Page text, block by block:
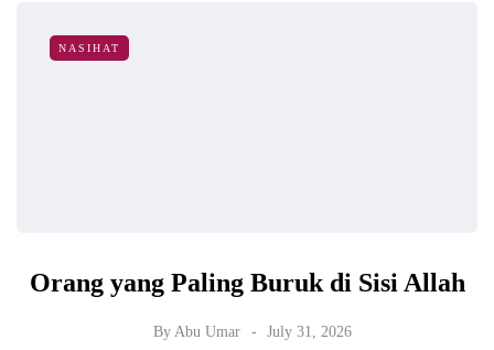
NASIHAT
Orang yang Paling Buruk di Sisi Allah
By Abu Umar July 31, 2026